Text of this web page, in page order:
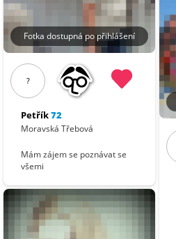
Fotka dostupná po přihlášení
?
Petřík72
Moravská Třebová
Mám zájem se poznávat se
všemi